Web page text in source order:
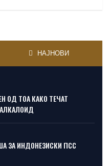
НАЈНОВИ
ОД ТОА КАКО ТЕЧАТ
ЗА ИНДОНЕЗИСКИ ПСС